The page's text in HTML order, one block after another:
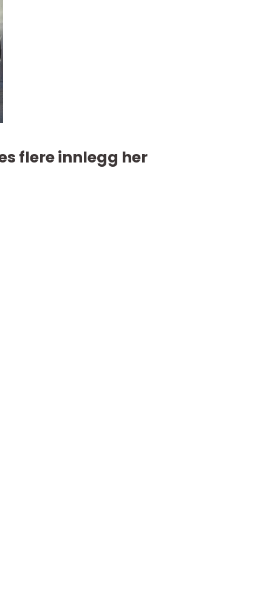
flere innlegg her